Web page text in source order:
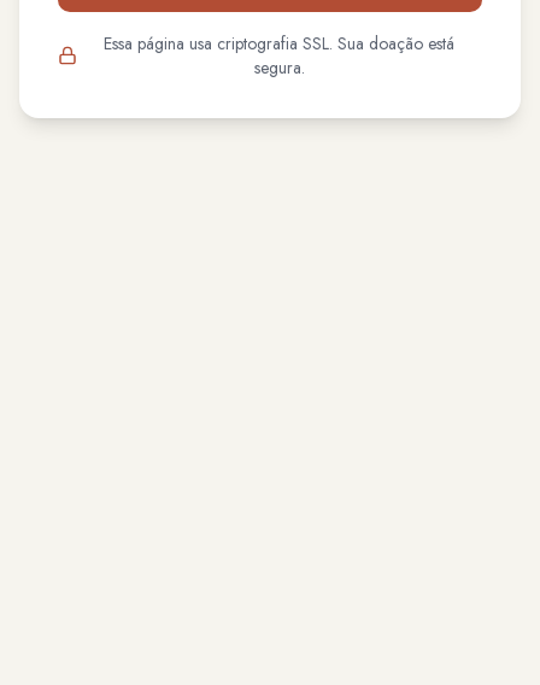
Essa página usa criptografia SSL. Sua doação está
segura.